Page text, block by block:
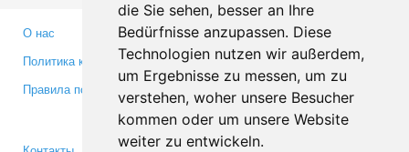
die Sie sehen, besser an Ihre
Bedürfnisse anzupassen. Diese
Technologien nutzen wir außerdem,
um Ergebnisse zu messen, um zu
verstehen, woher unsere Besucher
kommen oder um unsere Website
weiter zu entwickeln.
О нас
Политика конфиденциальности
Правила пользования
Партнерам
Инвесторам
Медиа